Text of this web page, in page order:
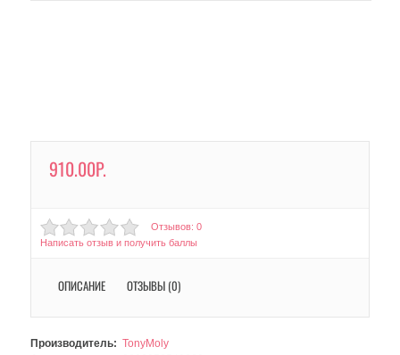
910.00Р.
Отзывов: 0
Написать отзыв и получить баллы
ОПИСАНИЕ ОТЗЫВЫ (0)
Производитель: TonyMoly